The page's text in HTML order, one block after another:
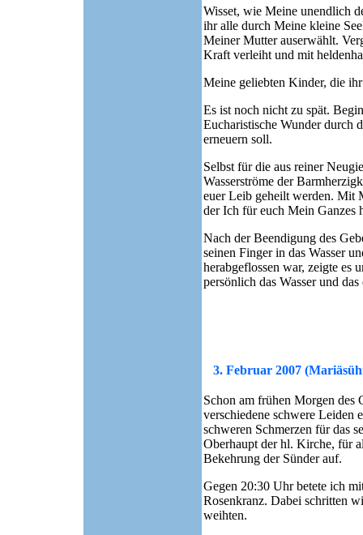
Wisset, wie Meine unendlich
ihr alle durch Meine kleine
Meiner Mutter auserwählt.
Kraft verleiht und mit
Meine geliebten Kinder, die
Es ist noch nicht zu spät.
Eucharistische Wunder durch
erneuern soll.
Selbst für die aus reiner
Wasserströme der
euer Leib geheilt werden. Mit
der Ich für euch Mein Ganzes
Nach der Beendigung des
seinen Finger in das Wasser
herabgeflossen war, zeigte es
persönlich das Wasser und
3. Februar 2007
Schon am frühen Morgen des
verschiedene schwere Leiden
schweren Schmerzen für das
Oberhaupt der hl. Kirche, für
Bekehrung der Sünder auf.
Gegen 20:30 Uhr betete ich
Rosenkranz. Dabei schritten
weihten.